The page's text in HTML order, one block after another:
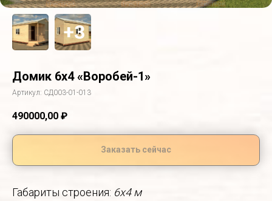
Домик 6х4 «Воробей-1»
Артикул: СД003-01-013
490000,00 ₽
Заказать сейчас
Габариты строения: 6x4 м